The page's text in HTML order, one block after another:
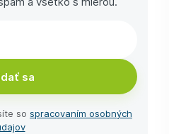
sa
so spracovaním osobných